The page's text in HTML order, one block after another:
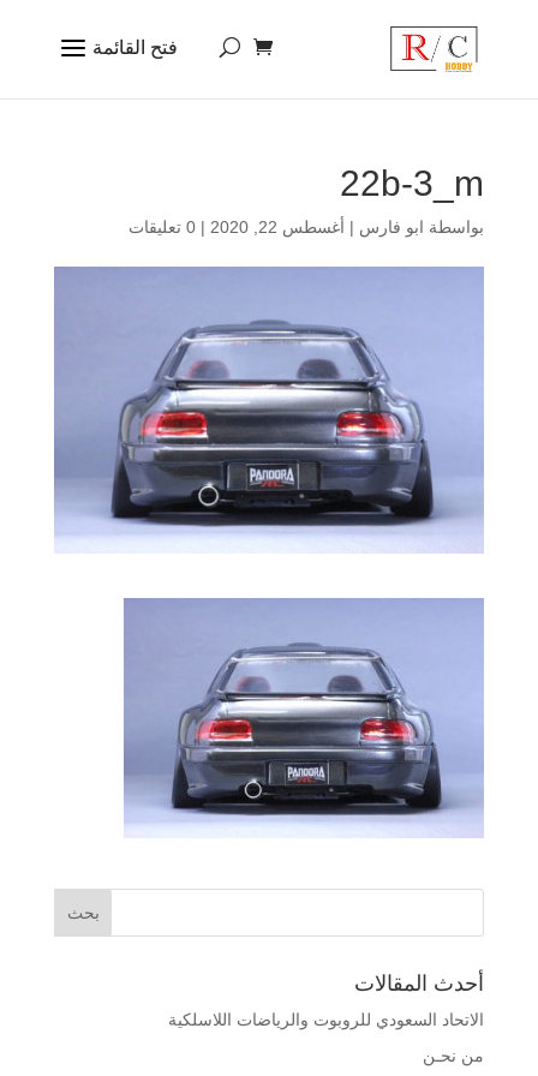
22b-3_m
بواسطة ابو فارس | أغسطس 22, 2020 | 0 تعليقات
أحدث المقالات
الاتحاد السعودي للروبوت والرياضات اللاسلكية
من نحـن